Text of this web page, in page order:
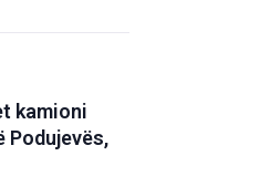
kamioni
Podujevës,